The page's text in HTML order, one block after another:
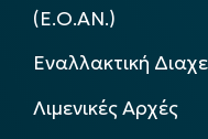
(Ε.Ο.ΑΝ.)
Εναλλακτική
Λιμενικές Αρχές